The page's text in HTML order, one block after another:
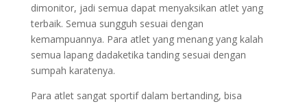
dimonitor, jadi semua dapat menyaksikan atlet yang
terbaik. Semua sungguh sesuai dengan
kemampuannya. Para atlet yang menang yang kalah
semua lapang dadaketika tanding sesuai dengan
sumpah karatenya.
Para atlet sangat sportif dalam bertanding, bisa